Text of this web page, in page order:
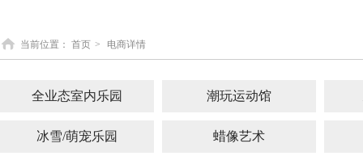
当前位置： 首页 > 电商详情
全业态室内乐园 潮玩运动馆
冰雪/萌宠乐园 蜡像艺术